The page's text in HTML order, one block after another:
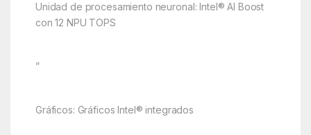
Unidad de procesamiento neuronal: Intel® AI Boost
con 12 NPU TOPS
”
Gráficos: Gráficos Intel® integrados